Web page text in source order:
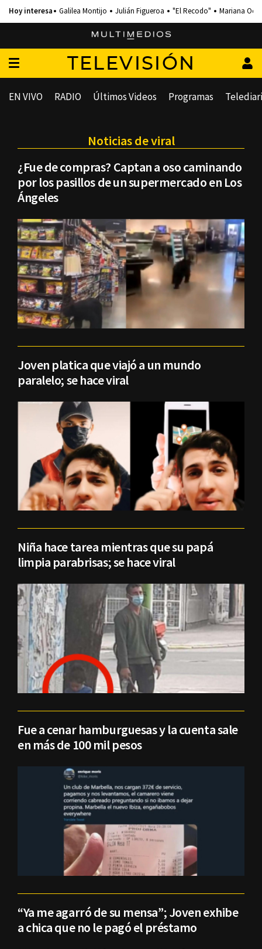
Galilea Montijo Julián Figueroa "El Recodo" Mariana
TELEVISIÓN
EN VIVO RADIO Últimos Videos Programas
Noticias de viral
¿Fue de compras? Captan a oso caminando
por los pasillos de un supermercado en Los
Ángeles
Joven platica que viajó a un mundo
paralelo; se hace viral
Niña hace tarea mientras que su papá
limpia parabrisas; se hace viral
Fue a cenar hamburguesas y la cuenta sale
en más de 100 mil pesos
“Ya me agarró de su mensa”; Joven exhibe
a chica que no le pagó el préstamo